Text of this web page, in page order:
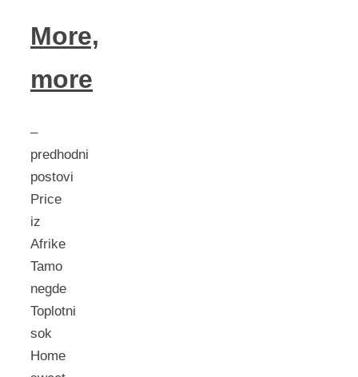
More,
more
–
predhodni
postovi
Price
iz
Afrike
Tamo
negde
Toplotni
sok
Home